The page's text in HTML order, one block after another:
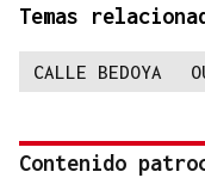
Temas
CALLE BEDOYA
Contenido